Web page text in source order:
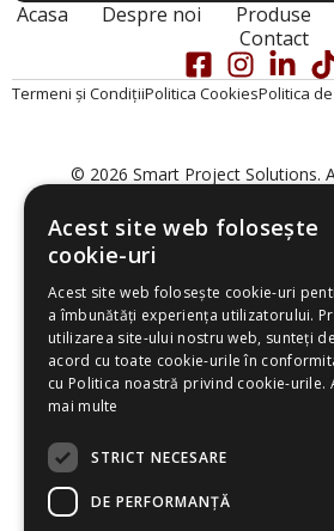
Acasa Despre noi Produse
Contact
© 2026 Smart Project Solutions.
Termeni și CondițiiPolitica CookiesPolitica
Acest site web folosește
cookie-uri
Acest site web folosește cookie-uri
a îmbunătăți experiența utilizatorului.
utilizarea site-ului nostru web, sunteți de
acord cu toate cookie-urile în
cu Politica noastră privind cookie-urile.
mai multe
STRICT NECESARE
DE PERFORMANȚĂ